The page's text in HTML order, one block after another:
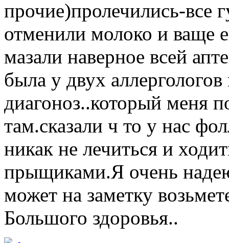
прочие)пролечились-все
отменили молоко и ваще
мазали наверное всей
была у двух
диагоноз..который меня
там.сказали ч то у нас
никак не лечиться и
прыщиками.Я очень
может на заметку
Большого здоровья..